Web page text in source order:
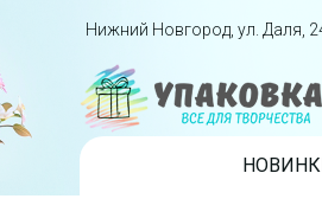
Перейти вниз
Нижний Новгород, ул. Даля,
Skip to content